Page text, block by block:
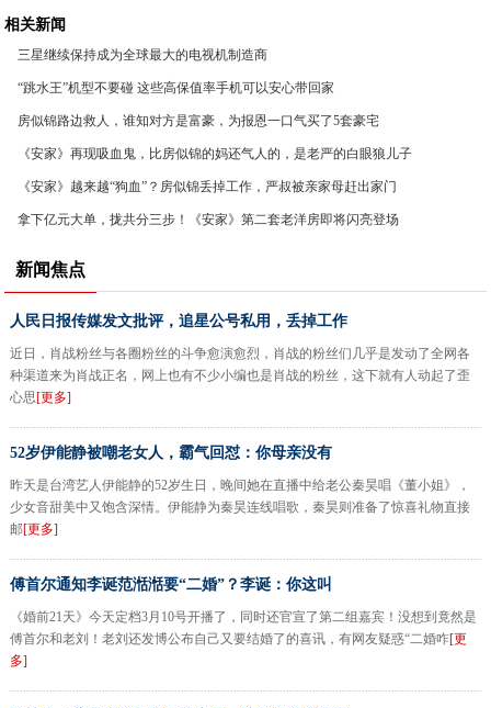
相关新闻
三星继续保持成为全球最大的电视机制造商
“跳水王”机型不要碰 这些高保值率手机可以安心带回家
房似锦路边救人，谁知对方是富豪，为报恩一口气买了5套豪宅
《安家》再现吸血鬼，比房似锦的妈还气人的，是老严的白眼狼儿子
《安家》越来越“狗血”？房似锦丢掉工作，严叔被亲家母赶出家门
拿下亿元大单，拢共分三步！《安家》第二套老洋房即将闪亮登场
新闻焦点
人民日报传媒发文批评，追星公号私用，丢掉工作
近日，肖战粉丝与各圈粉丝的斗争愈演愈烈，肖战的粉丝们几乎是发动了全网各
种渠道来为肖战正名，网上也有不少小编也是肖战的粉丝，这下就有人动起了歪
心思[更多]
52岁伊能静被嘲老女人，霸气回怼：你母亲没有
昨天是台湾艺人伊能静的52岁生日，晚间她在直播中给老公秦昊唱《董小姐》，
少女音甜美中又饱含深情。伊能静为秦昊连线唱歌，秦昊则准备了惊喜礼物直接
邮[更多]
傅首尔通知李诞范湉湉要“二婚”？李诞：你这叫
《婚前21天》今天定档3月10号开播了，同时还官宣了第二组嘉宾！没想到竟然是
傅首尔和老刘！老刘还发博公布自己又要结婚了的喜讯，有网友疑惑“二婚咋[更
多]